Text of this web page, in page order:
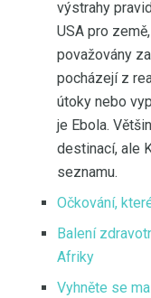
výstrahy
USA pro
považovány
pocházejí z
útoky nebo
je Ebola.
destinací, ale
seznamu.
Očkování,
Balení
Afriky
Vyhněte se